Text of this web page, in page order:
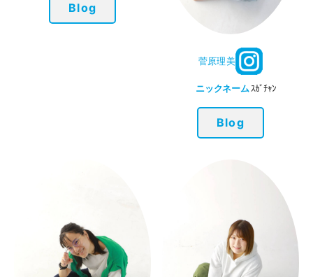
Blog
菅原理美
ニックネームｽｶﾞﾁｬﾝ
Blog